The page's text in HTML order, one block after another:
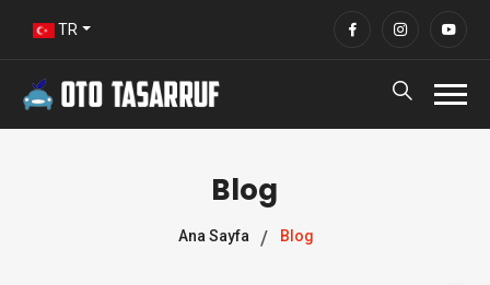
TR
Blog
Ana Sayfa Blog